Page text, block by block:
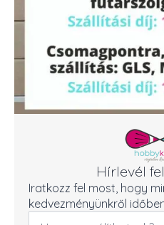
Hírlevél
Iratkozz fel most, hogy
kedvezményünkről
Név